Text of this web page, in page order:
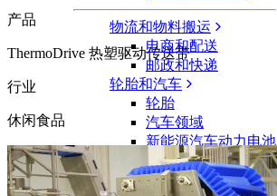
物流和物料搬运
电商和配送
邮政和快递
轮胎和汽车
轮胎
汽车领域
新能源汽车动力电池
行业概览
产品
ThermoDrive 热塑驱动传送带
行业
休闲食品